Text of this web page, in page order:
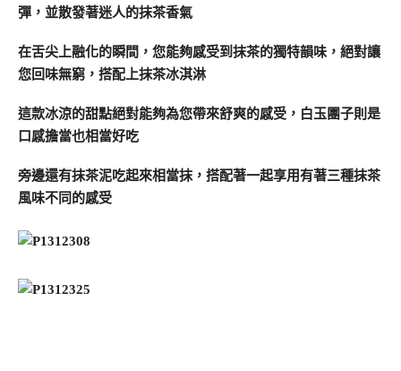
彈，並散發著迷人的抹茶香氣
在舌尖上融化的瞬間，您能夠感受到抹茶的獨特韻味，絕對讓
您回味無窮，搭配上抹茶冰淇淋
這款冰涼的甜點絕對能夠為您帶來舒爽的感受，白玉團子則是
口感擔當也相當好吃
旁邊還有抹茶泥吃起來相當抹，搭配著一起享用有著三種抹茶
風味不同的感受